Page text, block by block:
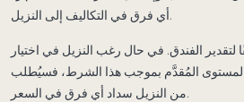
أي فرق في التكاليف إلى النزيل.
لتقدير الفندق. في حال رغب النزيل في اختيار
المُقدَّم بموجب هذا الشرط، فسيُطلب
من النزيل سداد أي فرق في السعر.